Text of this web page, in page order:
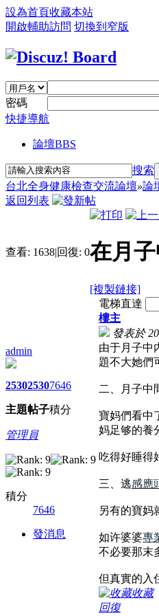
設為首頁收藏本站
開啟輔助訪問 切換到窄版
密碼
快捷導航
論壇BBS
搜索
台北全身健康檢查交流論壇»論
返回列表
查看: 1638|回復: 0在月
[複製鏈接]
admin
2530
主題
2530
帖子
7646
積分
管理員
積分
7646
發消息
電梯直達
樓主
發表於
由于月子中
題不大她們
二、月子中
寶妈們看中
妈足够的養
吃得好睡得
三、逃感應
另有的寶妈
如许婆婆專
不必要那末
但真實的入
收藏
回復